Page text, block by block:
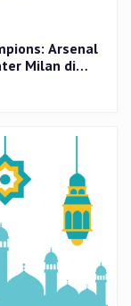
Arsenal
Milan di